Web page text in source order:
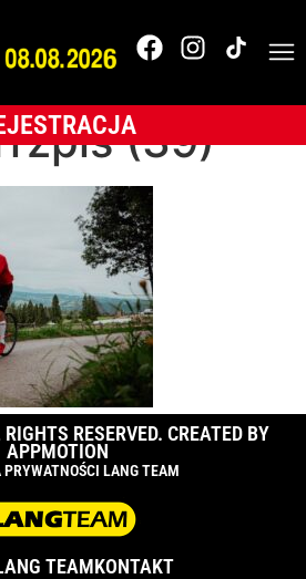
Resort-
(39)
RESERVED. CREATED BY
APPMOTION
LANG TEAM
TEAMKONTAKT